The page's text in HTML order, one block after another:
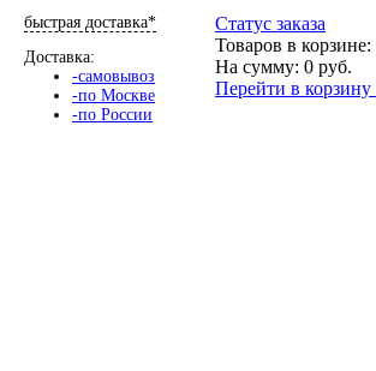
быстрая доставка*
Cтатус заказа
Товаров в корзине:
На сумму: 0 руб.
Перейти в
Доставка:
-самовывоз
-по Москве
-по России